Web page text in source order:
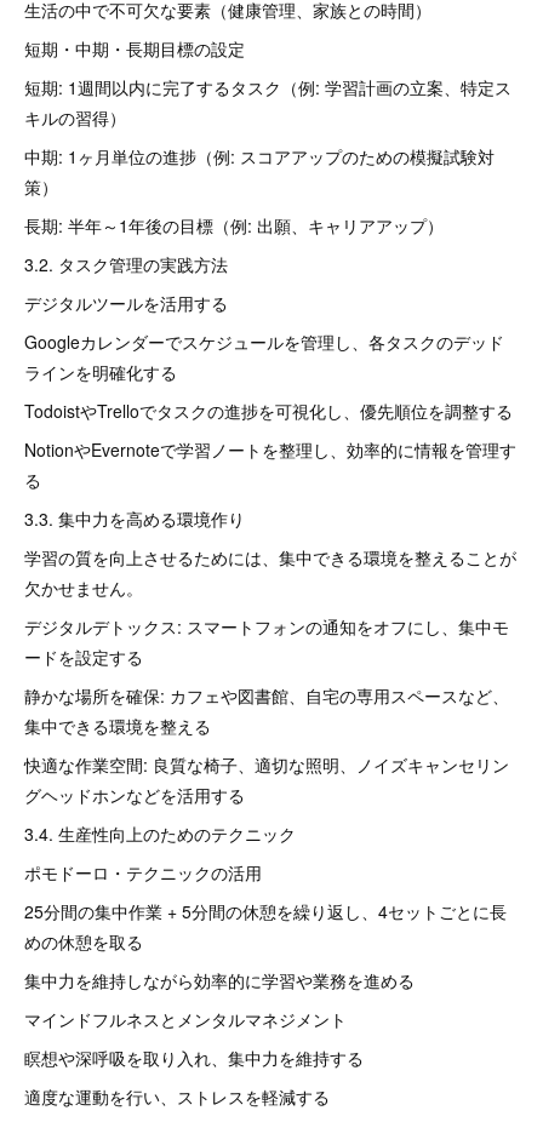
生活の中で不可欠な要素（健康管理、家族との時間）
短期・中期・長期目標の設定
短期: 1週間以内に完了するタスク（例: 学習計画の立案、特定ス
キルの習得）
中期: 1ヶ月単位の進捗（例: スコアアップのための模擬試験対
策）
長期: 半年～1年後の目標（例: 出願、キャリアアップ）
3.2. タスク管理の実践方法
デジタルツールを活用する
Googleカレンダーでスケジュールを管理し、各タスクのデッド
ラインを明確化する
TodoistやTrelloでタスクの進捗を可視化し、優先順位を調整する
NotionやEvernoteで学習ノートを整理し、効率的に情報を管理す
る
3.3. 集中力を高める環境作り
学習の質を向上させるためには、集中できる環境を整えることが
欠かせません。
デジタルデトックス: スマートフォンの通知をオフにし、集中モ
ードを設定する
静かな場所を確保: カフェや図書館、自宅の専用スペースなど、
集中できる環境を整える
快適な作業空間: 良質な椅子、適切な照明、ノイズキャンセリン
グヘッドホンなどを活用する
3.4. 生産性向上のためのテクニック
ポモドーロ・テクニックの活用
25分間の集中作業 + 5分間の休憩を繰り返し、4セットごとに長
めの休憩を取る
集中力を維持しながら効率的に学習や業務を進める
マインドフルネスとメンタルマネジメント
瞑想や深呼吸を取り入れ、集中力を維持する
適度な運動を行い、ストレスを軽減する